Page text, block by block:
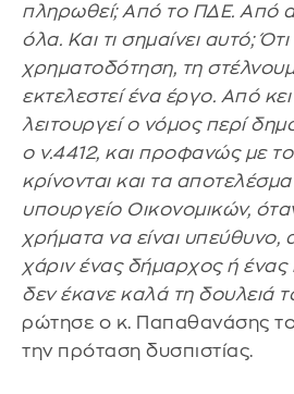
πληρωθεί; Από το ΠΔΕ. Από
όλα. Και τι σημαίνει αυτό;
χρηματοδότηση, τη
εκτελεστεί ένα έργο. Από
λειτουργεί ο νόμος περί
ο ν.4412, και προφανώς με
κρίνονται και τα
υπουργείο Οικονομικών,
χρήματα να είναι υπεύθυνο,
χάριν ένας δήμαρχος ή ένας
δεν έκανε καλά τη δουλειά
ρώτησε ο κ. Παπαθανάσης
την πρόταση δυσπιστίας.